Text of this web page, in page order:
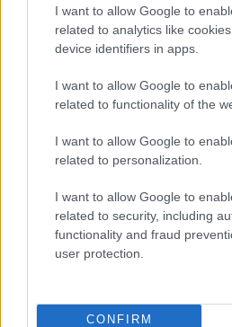
I want to allow Google to
related to analytics like
device identifiers in apps.
I want to allow Google to
related to functionality of the
I want to allow Google to
related to personalization.
I want to allow Google to
related to security, including
functionality and fraud
user protection.
CONFIRM
Condividi l'articolo
F
a
ce
b
o
o
k
T
w
it
te
r
Pi
n
te
re
st
W
h
at
s
A
p
p
h
a
Articolo
Prossimo
NOTIZIE RECENTI
Le previsioni meteo